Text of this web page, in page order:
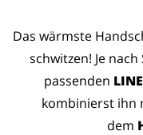
Das wärmste
schwitzen! Je
passenden
kombinierst ihn
dem